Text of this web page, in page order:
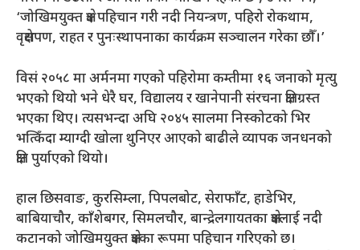
‘जोखिमयुक्त क्षेत्र पहिचान गरी नदी नियन्त्रण, पहिरो रोकथाम,
वृक्षरोपण, राहत र पुनःस्थापनाका कार्यक्रम सञ्चालन गरेका छौँ।’
विसं २०५८ मा अर्मनमा गएको पहिरोमा कम्तीमा १६ जनाको मृत्यु
भएको थियो भने धेरै घर, विद्यालय र खानेपानी संरचना क्षतिग्रस्त
भएका थिए। त्यसभन्दा अघि २०४५ सालमा निस्कोटको भिर
भत्किँदा म्याग्दी खोला थुनिएर आएको बाढीले व्यापक जनधनको
क्षति पुर्याएको थियो।
हाल छिसवाङ, कुरसिम्ला, पिपलबोट, सेराफाँट, हाडेभिर,
बाबियाचौर, काँशेबगर, सिमलचौर, बान्द्रेलगायतका क्षेत्रलाई नदी
कटानको जोखिमयुक्त क्षेत्रका रूपमा पहिचान गरिएको छ।